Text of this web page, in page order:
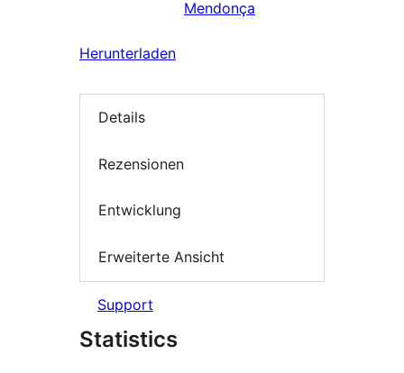
Mendonça
Herunterladen
Details
Rezensionen
Entwicklung
Erweiterte Ansicht
Support
Statistics